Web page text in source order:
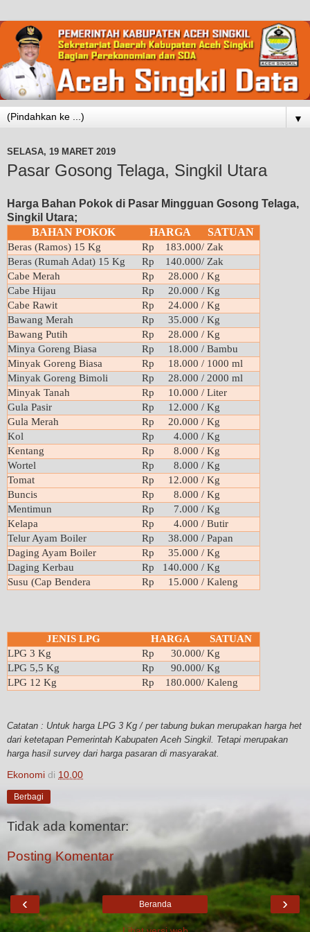
▼
SELASA, 19 MARET 2019
Pasar Gosong Telaga, Singkil Utara
Harga Bahan Pokok di Pasar Mingguan Gosong Telaga,
Singkil Utara;
BAHAN POKOK
HARGA SATUAN
Beras (Ramos) 15 Kg Rp 183.000/ Zak
Beras (Rumah Adat) 15 Kg
Rp 140.000/ Zak
Cabe Merah
Rp 28.000 / Kg
Cabe Hijau
Rp 20.000 / Kg
Cabe Rawit
Rp 24.000 / Kg
Bawang Merah
Rp 35.000 / Kg
Bawang Putih
Rp 28.000 / Kg
Minya Goreng Biasa
Rp 18.000 / Bambu
Minyak Goreng Biasa
Rp 18.000 / 1000 ml
Minyak Goreng Bimoli
Rp 28.000 / 2000 ml
Minyak Tanah
Rp 10.000 / Liter
Gula Pasir
Rp 12.000 / Kg
Gula Merah
Rp 20.000 / Kg
Kol
Rp 4.000 / Kg
Kentang
Rp 8.000 / Kg
Wortel
Rp 8.000 / Kg
Tomat
Rp 12.000 / Kg
Buncis
Rp 8.000 / Kg
Mentimun
Rp 7.000 / Kg
Kelapa
Rp 4.000 / Butir
Telur Ayam Boiler
Rp 38.000 / Papan
Daging Ayam Boiler
Rp 35.000 / Kg
Daging Kerbau
Rp 140.000 / Kg
Susu (Cap Bendera
Rp 15.000 / Kaleng
JENIS LPG HARGA
SATUAN
LPG 3 Kg
Rp 30.000/ Kg
LPG 5,5 Kg
Rp 90.000/ Kg
LPG 12 Kg
Rp 180.000/ Kaleng
Catatan : Untuk harga LPG 3 Kg / per tabung bukan merupakan harga het
dari ketetapan Pemerintah Kabupaten Aceh Singkil. Tetapi merupakan
harga hasil survey dari harga pasaran di masyarakat.
Ekonomi di 10.00
Berbagi
Tidak ada komentar:
Posting Komentar
‹ ›
Beranda